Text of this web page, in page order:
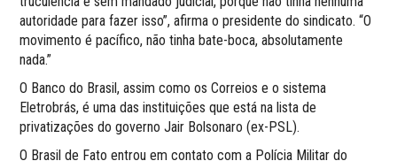
autoridade para fazer isso”, afirma o presidente do sindicato. “O
movimento é pacífico, não tinha bate-boca, absolutamente
nada.”
O Banco do Brasil, assim como os Correios e o sistema
Eletrobrás, é uma das instituições que está na lista de
privatizações do governo Jair Bolsonaro (ex-PSL).
O Brasil de Fato entrou em contato com a Polícia Militar do